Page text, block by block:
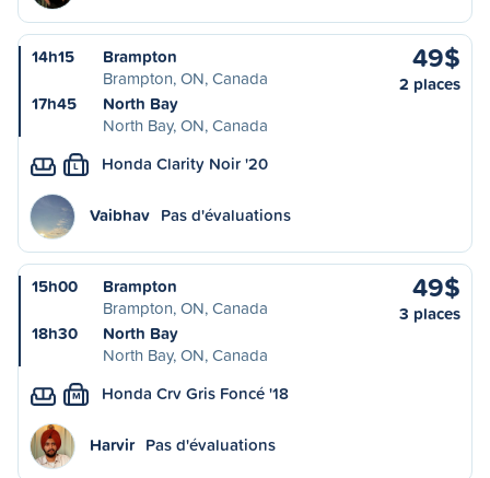
14h15
Brampton
Brampton, ON, Canada
17h45
North Bay
North Bay, ON, Canada
49$
2 places
L Honda Clarity Noir '20
Vaibhav Pas d'évaluations
15h00
Brampton
Brampton, ON, Canada
18h30
North Bay
North Bay, ON, Canada
49$
3 places
M Honda Crv Gris Foncé '18
Harvir Pas d'évaluations